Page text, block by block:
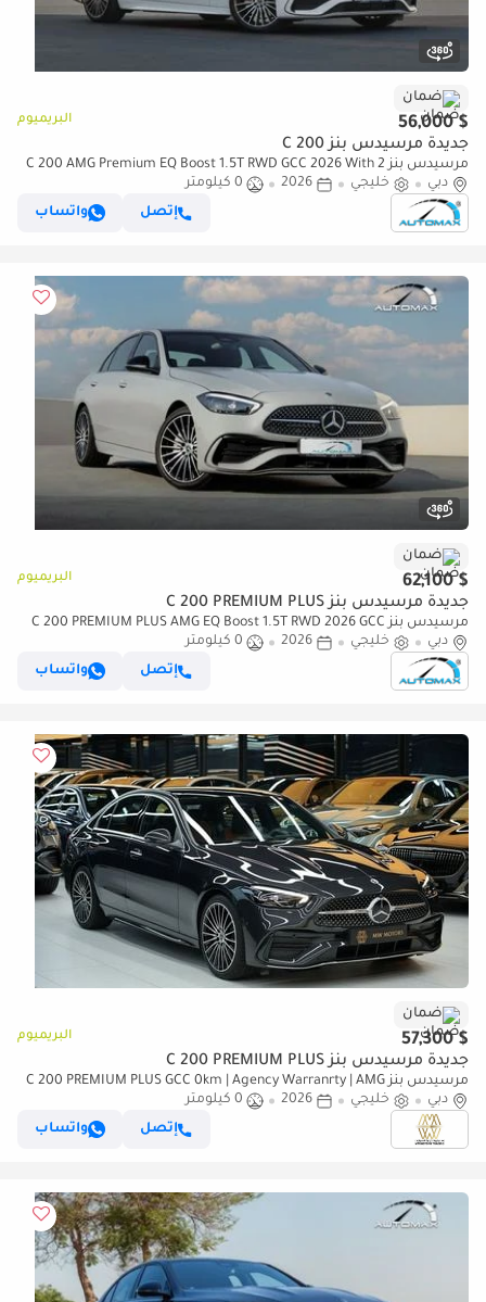
ضمان
$ 56,000 البريميوم
جديدة مرسيدس بنز C 200
مرسيدس بنز C 200 AMG Premium EQ Boost 1.5T RWD GCC 2026 With 2
Years Warranty Unlimited Mileage @Official Dealer
دبي خليجي 2026
0 كيلومتر
إتصل
واتساب
ضمان
$ 62,100 البريميوم
جديدة مرسيدس بنز C 200 PREMIUM PLUS
مرسيدس بنز C 200 PREMIUM PLUS AMG EQ Boost 1.5T RWD 2026 GCC
With 2 Years Warranty Unlimited Mileage @Official Dealer
دبي خليجي 2026
0 كيلومتر
إتصل
واتساب
ضمان
$ 57,300 البريميوم
جديدة مرسيدس بنز C 200 PREMIUM PLUS
مرسيدس بنز C 200 PREMIUM PLUS GCC 0km | Agency Warranrty | AMG
Package
دبي خليجي 2026
0 كيلومتر
إتصل
واتساب